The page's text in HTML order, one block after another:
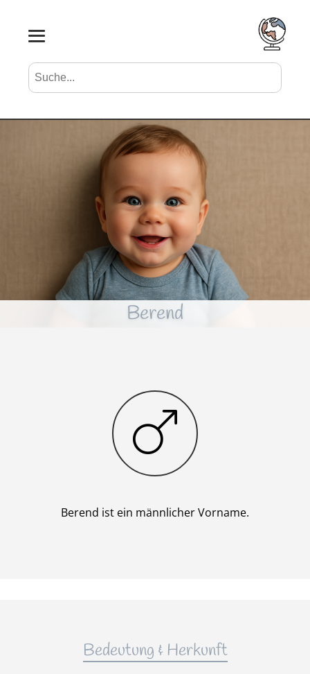
Suche nach Vornamen Search
Berend
Junge
Berend ist ein männlicher Vorname.
Bedeutung & Herkunft